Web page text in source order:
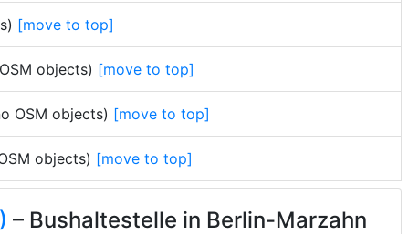
[move to top]
objects) [move to top]
OSM objects) [move to top]
objects) [move to top]
– Bushaltestelle in Berlin-Marzahn